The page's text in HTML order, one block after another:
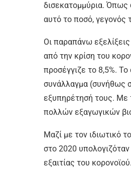
δισεκατομμύρια. Όπως
αυτό το ποσό, γεγονός
Οι παραπάνω
από την κρίση του
προσέγγιζε το 8,5%.
συνάλλαγμα (συνήθως
εξυπηρέτησή τους. Με
πολλών εξαγωγικών
Μαζί με τον ιδιωτικό
στο 2020
εξαιτίας του κορονοϊού.